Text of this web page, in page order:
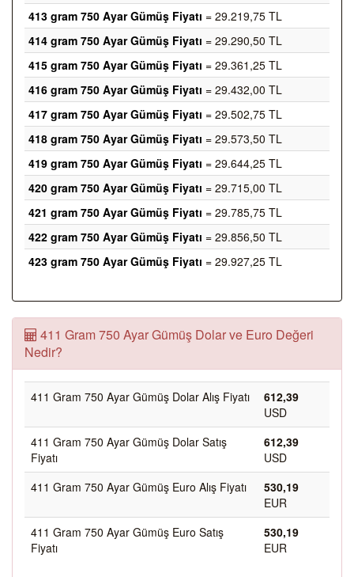
413 gram 750 Ayar Gümüş Fiyatı = 29.219,75 TL
414 gram 750 Ayar Gümüş Fiyatı = 29.290,50 TL
415 gram 750 Ayar Gümüş Fiyatı = 29.361,25 TL
416 gram 750 Ayar Gümüş Fiyatı = 29.432,00 TL
417 gram 750 Ayar Gümüş Fiyatı = 29.502,75 TL
418 gram 750 Ayar Gümüş Fiyatı = 29.573,50 TL
419 gram 750 Ayar Gümüş Fiyatı = 29.644,25 TL
420 gram 750 Ayar Gümüş Fiyatı = 29.715,00 TL
421 gram 750 Ayar Gümüş Fiyatı = 29.785,75 TL
422 gram 750 Ayar Gümüş Fiyatı = 29.856,50 TL
423 gram 750 Ayar Gümüş Fiyatı = 29.927,25 TL
411 Gram 750 Ayar Gümüş Dolar ve Euro Değeri
Nedir?
411 Gram 750 Ayar Gümüş Dolar Alış Fiyatı
612,39
USD
411 Gram 750 Ayar Gümüş Dolar Satış
Fiyatı
612,39
USD
411 Gram 750 Ayar Gümüş Euro Alış Fiyatı
530,19
EUR
411 Gram 750 Ayar Gümüş Euro Satış
Fiyatı
530,19
EUR